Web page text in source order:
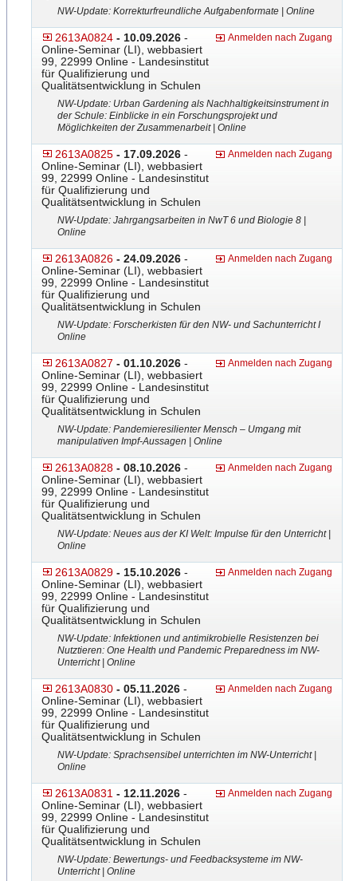
NW-Update: Korrekturfreundliche Aufgabenformate | Online
2613A0824 - 10.09.2026 -
Online-Seminar (LI), webbasiert
99, 22999 Online - Landesinstitut
für Qualifizierung und
Qualitätsentwicklung in Schulen
Anmelden nach Zugang
NW-Update: Urban Gardening als Nachhaltigkeitsinstrument in
der Schule: Einblicke in ein Forschungsprojekt und
Möglichkeiten der Zusammenarbeit | Online
2613A0825 - 17.09.2026 -
Online-Seminar (LI), webbasiert
99, 22999 Online - Landesinstitut
für Qualifizierung und
Qualitätsentwicklung in Schulen
Anmelden nach Zugang
NW-Update: Jahrgangsarbeiten in NwT 6 und Biologie 8 |
Online
2613A0826 - 24.09.2026 -
Online-Seminar (LI), webbasiert
99, 22999 Online - Landesinstitut
für Qualifizierung und
Qualitätsentwicklung in Schulen
Anmelden nach Zugang
NW-Update: Forscherkisten für den NW- und Sachunterricht I
Online
2613A0827 - 01.10.2026 -
Online-Seminar (LI), webbasiert
99, 22999 Online - Landesinstitut
für Qualifizierung und
Qualitätsentwicklung in Schulen
Anmelden nach Zugang
NW-Update: Pandemieresilienter Mensch – Umgang mit
manipulativen Impf-Aussage​n | Online
2613A0828 - 08.10.2026 -
Online-Seminar (LI), webbasiert
99, 22999 Online - Landesinstitut
für Qualifizierung und
Qualitätsentwicklung in Schulen
Anmelden nach Zugang
NW-Update: Neues aus der KI Welt: Impulse für den Unterricht |
Online
2613A0829 - 15.10.2026 -
Online-Seminar (LI), webbasiert
99, 22999 Online - Landesinstitut
für Qualifizierung und
Qualitätsentwicklung in Schulen
Anmelden nach Zugang
NW-Update: Infektionen und antimikrobielle Resistenzen bei
Nutztieren: One Health und Pandemic Preparedness im NW-
Unterricht | Online
2613A0830 - 05.11.2026 -
Online-Seminar (LI), webbasiert
99, 22999 Online - Landesinstitut
für Qualifizierung und
Qualitätsentwicklung in Schulen
Anmelden nach Zugang
NW-Update: Sprachsensibel unterrichten im NW-Unterricht |
Online
2613A0831 - 12.11.2026 -
Online-Seminar (LI), webbasiert
99, 22999 Online - Landesinstitut
für Qualifizierung und
Qualitätsentwicklung in Schulen
Anmelden nach Zugang
NW-Update: Bewertungs- und Feedbacksysteme im NW-
Unterricht | Online